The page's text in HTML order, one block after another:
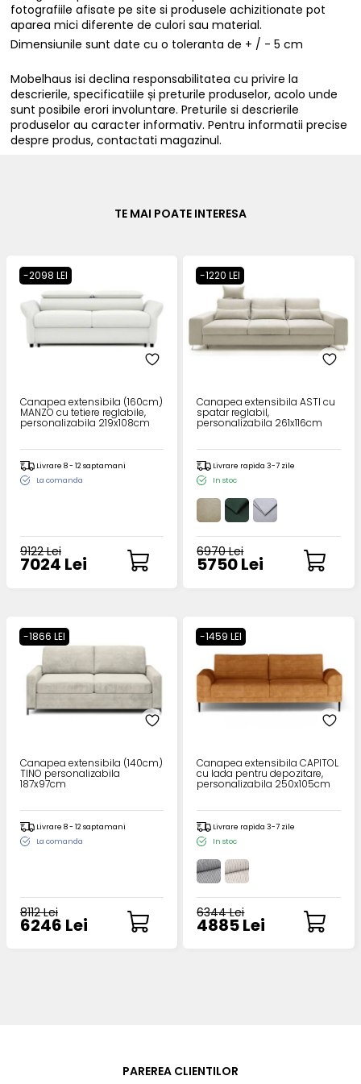
fotografiile afisate pe site si produsele achizitionate pot
aparea mici diferente de culori sau material.
Dimensiunile sunt date cu o toleranta de + / - 5 cm
Mobelhaus isi declina responsabilitatea cu privire la
descrierile, specificatiile și preturile produselor, acolo unde
sunt posibile erori involuntare. Preturile si descrierile
produselor au caracter informativ. Pentru informatii precise
despre produs, contactati magazinul.
TE MAI POATE INTERESA
-2098 LEI
Canapea extensibila (160cm)
MANZO cu tetiere reglabile,
personalizabila 219x108cm
Livrare 8 - 12 saptamani
La comanda
9122 Lei
7024 Lei
-1220 LEI
Canapea extensibila ASTI cu
spatar reglabil,
personalizabila 261x116cm
Livrare rapida 3-7 zile
In stoc
6970 Lei
5750 Lei
-1866 LEI
Canapea extensibila (140cm)
TINO personalizabila
187x97cm
Livrare 8 - 12 saptamani
La comanda
8112 Lei
6246 Lei
-1459 LEI
Canapea extensibila CAPITOL
cu lada pentru depozitare,
personalizabila 250x105cm
Livrare rapida 3-7 zile
In stoc
6344 Lei
4885 Lei
PAREREA CLIENTILOR